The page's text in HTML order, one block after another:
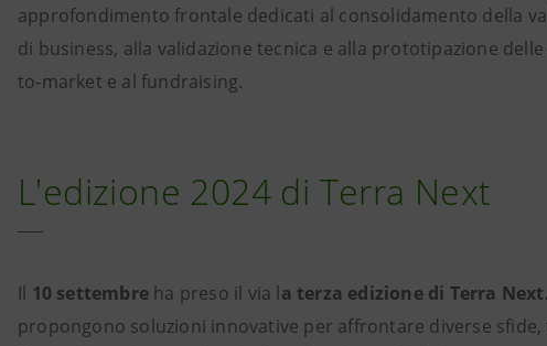
approfondimento frontale dedicati al consolidamento della
di business, alla validazione tecnica e alla prototipazione
to-market e al fundraising.
L'edizione 2024 di Terra Next
Il 10 settembre ha preso il via la terza edizione di Terra
propongono soluzioni innovative per affrontare diverse